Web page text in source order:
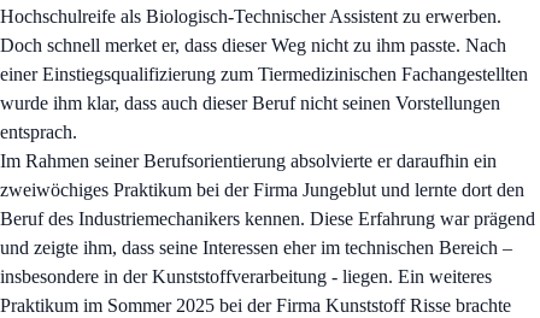
Hochschulreife als Biologisch-Technischer Assistent zu erwerben.
Doch schnell merket er, dass dieser Weg nicht zu ihm passte. Nach
einer Einstiegsqualifizierung zum Tiermedizinischen Fachangestellten
wurde ihm klar, dass auch dieser Beruf nicht seinen Vorstellungen
entsprach.
Im Rahmen seiner Berufsorientierung absolvierte er daraufhin ein
zweiwöchiges Praktikum bei der Firma Jungeblut und lernte dort den
Beruf des Industriemechanikers kennen. Diese Erfahrung war prägend
und zeigte ihm, dass seine Interessen eher im technischen Bereich –
insbesondere in der Kunststoffverarbeitung - liegen. Ein weiteres
Praktikum im Sommer 2025 bei der Firma Kunststoff Risse brachte